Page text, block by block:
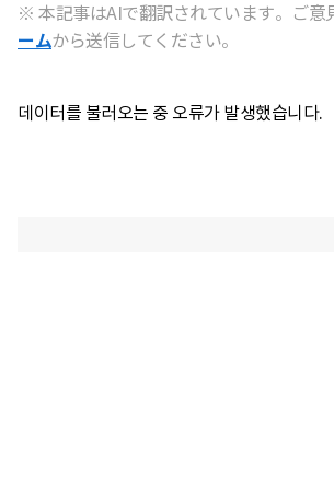
※ 本記事はAIで翻訳されています。ご意
ームから送信してください。
데이터를 불러오는 중 오류가 발생했습니다.